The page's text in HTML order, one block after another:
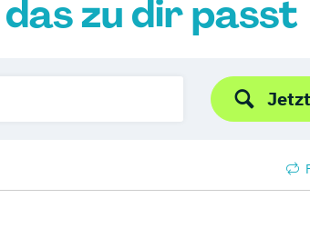
zu dir passt